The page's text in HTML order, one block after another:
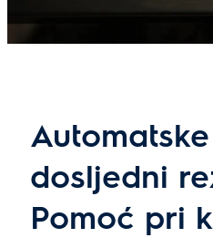
dosljedni
Pomoć pri